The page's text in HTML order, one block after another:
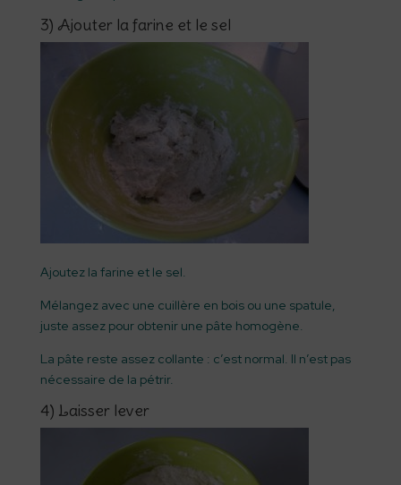
3) Ajouter la farine et le sel
Ajoutez la farine et le sel.
Mélangez avec une cuillère en bois ou une spatule,
juste assez pour obtenir une pâte homogène.
La pâte reste assez collante : c’est normal. Il n’est pas
nécessaire de la pétrir.
4) Laisser lever